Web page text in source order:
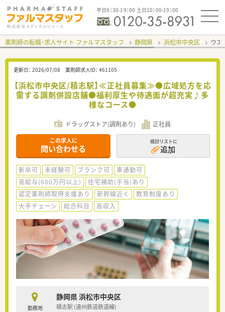
平日9：30-19：00 土日10：00-19：00
薬剤師の転職・求人サイト ファルマスタッフ 静岡県 浜松市中央区 ウ
更新日： 2026/07/08 薬剤師求人ID： 461105
【浜松市中央区/積志駅】≪正社員募集≫●広域処方を応
需する調剤併設店舗●福利厚生や待遇面が超充実♪多
様なコース●
ドラッグストア(調剤あり) 正社員
この求人に
問い合わせる
検討リストに
追加
新卒可 未経験可 ブランク可
車通勤可
高給与(600万円以上)
住宅補助(手当)あり
認定薬剤師取得支援あり
新幹線近く
教育制度あり
大手チェーン
総合科目 高収入
勤務地
静岡県 浜松市中央区
積志駅 (遠州鉄道鉄道線)